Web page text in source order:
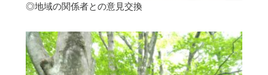
◎地域の関係者との意見交換